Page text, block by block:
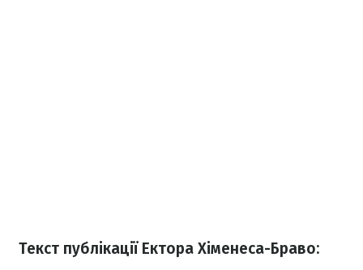
Текст публікації Ектора Хіменеса-Браво: